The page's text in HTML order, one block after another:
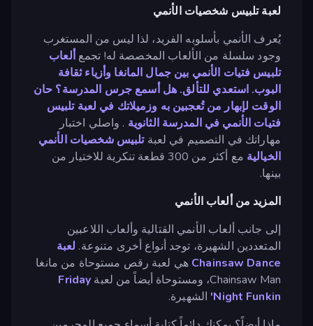
لعبة تلبيس شخصيات الأنمي
يُعرف الأنمي بأسلوبه الفريد، لذا ليس من المستغرب
وجود سلسلة من الألعاب المخصصة له! تجمعألعاب
تلبيس فتيات الأنمي بين جمال المانغا وأزياء ثقافة
البوب. استعدي للتألق. هل أسمع جرس المدرسة؟ حان
الوقت لإبهار من تُعجبين به وزميلاتك في لعبة تلبيس
فتيات الأنمي في المدرسة الثانوية . واصلي اختبار
مهاراتك في التصميم في لعبةتلبيس شخصيات الأنمي
الخيالية
مع أكثر من 300 قطعة تنكرية للاختيار من
بينها.
المزيد من ألعاب الأنمي
إلى جانب ألعاب الأنمي القتالية وألعاب اللاعبين
المتعددين الشهيرة، توجد أنواع أخرى متنوعة. لعبة
Chainsaw Dance هي لعبة رقص مستوحاة من مانغا
Chainsaw Man، ومستوحاة أيضاً من لعبة
Friday
Night Funkin' الشهيرة.